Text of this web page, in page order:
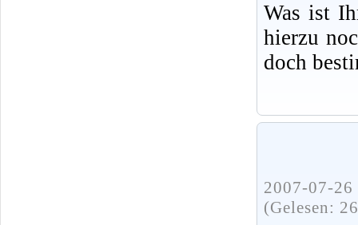
Was ist
hierzu
doch
2007-07-
(Gelesen: